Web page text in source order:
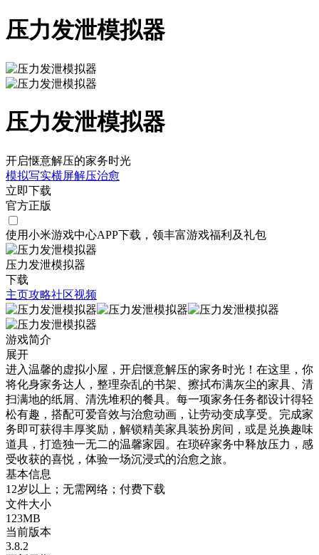
压力发泄模拟器
压力发泄模拟器
开启惬意解压的家务时光
模拟写实横屏解压治愈
立即下载
官方正版
使用小米游戏中心APP下载 ，领丰富游戏福利 及礼包
压力发泄模拟器
下载
主页攻略社区视频
游戏简介
展开
进入温馨的虚拟小屋，开启惬意解压的家务时光！在这里，你
将化身家务达人，整理杂乱的书架、擦拭布满灰尘的家具、清
扫满地的纸屑、清洗堆积的餐具。每一项家务任务都设计得轻
松有趣，搭配可爱音效与治愈动画，让劳动变成享受。完成家
务即可获得丰厚奖励，解锁精美家具装扮房间，或是兑换趣味
道具，打造独一无二的温馨家园。在琐碎家务中释放压力，感
受收获的喜悦，体验一场沉浸式的治愈之旅。
基本信息
12岁以上；无需网络；付费下载
文件大小
123MB
当前版本
3.8.2